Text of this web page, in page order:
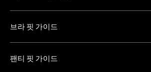
브라 핏 가이드
팬티 핏 가이드